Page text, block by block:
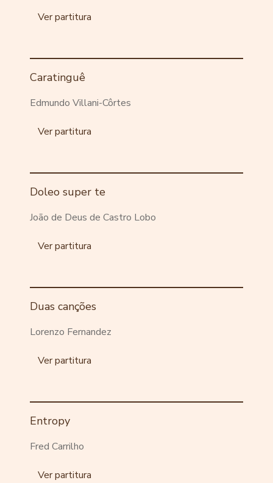
Ver partitura
Caratinguê
Edmundo Villani-Côrtes
Ver partitura
Doleo super te
João de Deus de Castro Lobo
Ver partitura
Duas canções
Lorenzo Fernandez
Ver partitura
Entropy
Fred Carrilho
Ver partitura